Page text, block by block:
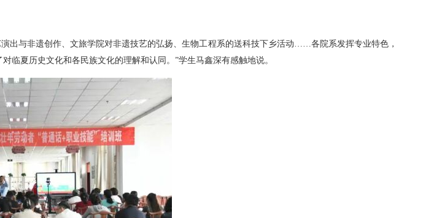
出与非遗创作、文旅学院对非遗技艺的弘扬、生物工程系的送科技下乡活动……各院系发挥专业特色，
临夏历史文化和各民族文化的理解和认同。”学生马鑫深有感触地说。